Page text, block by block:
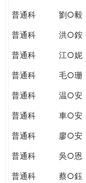
普通科
劉○毅
普通科
洪○銨
普通科
江○妮
普通科
毛○珊
普通科
温○安
普通科
車○安
普通科
廖○安
普通科
吳○恩
普通科
蔡○鈺